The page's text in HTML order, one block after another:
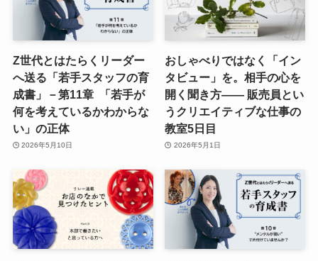
Z世代とはたらくリーダー
へ送る「若手スタッフの育
成書」－第11章 「若手が
何を考えているかわからな
い」の正体
2026年5月10日
おしゃべりではなく「イン
タビュー」を。相手の心を
開く聞き方—— 販売員とい
うクリエイティブな仕事の
教室5日目
2026年5月1日